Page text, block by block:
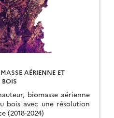
AÉRIENNE ET
biomasse aérienne
bois avec une résolution
(2018-2024)